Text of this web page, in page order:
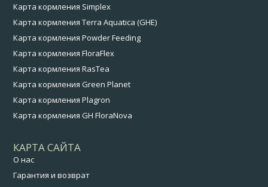
Карта кормления Simplex
Карта кормления Terra Aquatica (GHE)
Карта кормления Powder Feeding
Карта кормления FloraFlex
Карта кормления RasTea
Карта кормления Green Planet
Карта кормления Plagron
Карта кормления GH FloraNova
КАРТА САЙТА
О нас
Гарантия и возврат